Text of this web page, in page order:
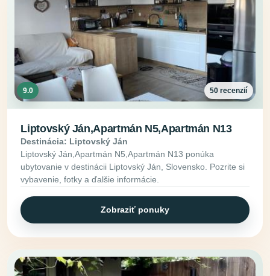
9.0 50 recenzií
Liptovský Ján,Apartmán N5,Apartmán N13
Destinácia: Liptovský Ján
Liptovský Ján,Apartmán N5,Apartmán N13 ponúka
ubytovanie v destinácii Liptovský Ján, Slovensko. Pozrite si
vybavenie, fotky a ďalšie informácie.
Zobraziť ponuky